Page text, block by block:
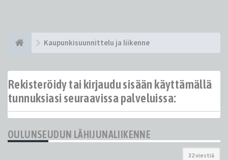
Kaupunkisuunnittelu ja liikenne
Rekisteröidy tai kirjaudu sisään käyttämällä
tunnuksiasi seuraavissa palveluissa:
OULUNSEUDUN LÄHIJUNALIIKENNE
32 viestiä